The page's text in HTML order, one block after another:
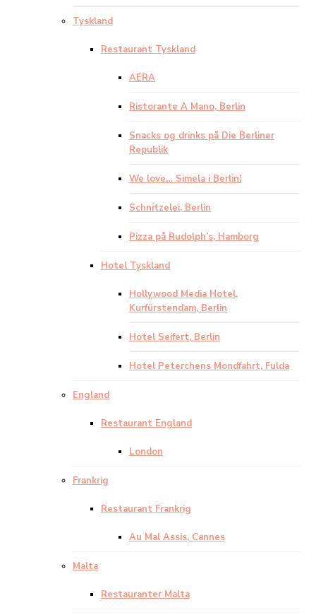
Tyskland
Restaurant Tyskland
AERA
Ristorante A Mano, Berlin
Snacks og drinks på Die Berliner
Republik
We love… Simela i Berlin!
Schnitzelei, Berlin
Pizza på Rudolph’s, Hamborg
Hotel Tyskland
Hollywood Media Hotel,
Kurfürstendam, Berlin
Hotel Seifert, Berlin
Hotel Peterchens Mondfahrt, Fulda
England
Restaurant England
London
Frankrig
Restaurant Frankrig
Au Mal Assis, Cannes
Malta
Restauranter Malta